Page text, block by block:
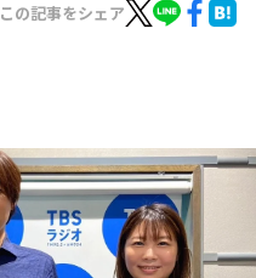
この記事をシェア